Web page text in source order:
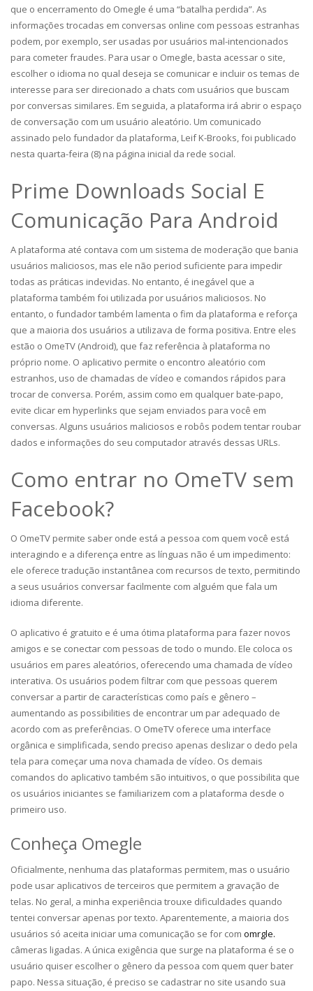
que o encerramento do Omegle é uma “batalha perdida”. As
informações trocadas em conversas online com pessoas estranhas
podem, por exemplo, ser usadas por usuários mal-intencionados
para cometer fraudes. Para usar o Omegle, basta acessar o site,
escolher o idioma no qual deseja se comunicar e incluir os temas de
interesse para ser direcionado a chats com usuários que buscam
por conversas similares. Em seguida, a plataforma irá abrir o espaço
de conversação com um usuário aleatório. Um comunicado
assinado pelo fundador da plataforma, Leif K-Brooks, foi publicado
nesta quarta-feira (8) na página inicial da rede social.
Prime Downloads Social E
Comunicação Para Android
A plataforma até contava com um sistema de moderação que bania
usuários maliciosos, mas ele não period suficiente para impedir
todas as práticas indevidas. No entanto, é inegável que a
plataforma também foi utilizada por usuários maliciosos. No
entanto, o fundador também lamenta o fim da plataforma e reforça
que a maioria dos usuários a utilizava de forma positiva. Entre eles
estão o OmeTV (Android), que faz referência à plataforma no
próprio nome. O aplicativo permite o encontro aleatório com
estranhos, uso de chamadas de vídeo e comandos rápidos para
trocar de conversa. Porém, assim como em qualquer bate-papo,
evite clicar em hyperlinks que sejam enviados para você em
conversas. Alguns usuários maliciosos e robôs podem tentar roubar
dados e informações do seu computador através dessas URLs.
Como entrar no OmeTV sem
Facebook?
O OmeTV permite saber onde está a pessoa com quem você está
interagindo e a diferença entre as línguas não é um impedimento:
ele oferece tradução instantânea com recursos de texto, permitindo
a seus usuários conversar facilmente com alguém que fala um
idioma diferente.
O aplicativo é gratuito e é uma ótima plataforma para fazer novos
amigos e se conectar com pessoas de todo o mundo. Ele coloca os
usuários em pares aleatórios, oferecendo uma chamada de vídeo
interativa. Os usuários podem filtrar com que pessoas querem
conversar a partir de características como país e gênero –
aumentando as possibilities de encontrar um par adequado de
acordo com as preferências. O OmeTV oferece uma interface
orgânica e simplificada, sendo preciso apenas deslizar o dedo pela
tela para começar uma nova chamada de vídeo. Os demais
comandos do aplicativo também são intuitivos, o que possibilita que
os usuários iniciantes se familiarizem com a plataforma desde o
primeiro uso.
Conheça Omegle
Oficialmente, nenhuma das plataformas permitem, mas o usuário
pode usar aplicativos de terceiros que permitem a gravação de
telas. No geral, a minha experiência trouxe dificuldades quando
tentei conversar apenas por texto. Aparentemente, a maioria dos
usuários só aceita iniciar uma comunicação se for com omrgle.
câmeras ligadas. A única exigência que surge na plataforma é se o
usuário quiser escolher o gênero da pessoa com quem quer bater
papo. Nessa situação, é preciso se cadastrar no site usando sua